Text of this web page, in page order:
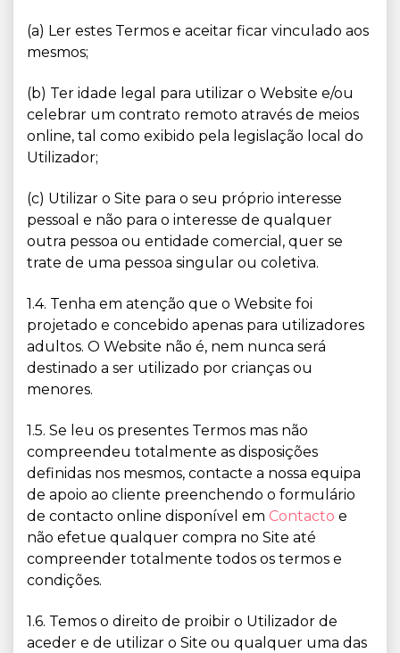
(a) Ler estes Termos e aceitar ficar vinculado aos
mesmos;
(b) Ter idade legal para utilizar o Website e/ou
celebrar um contrato remoto através de meios
online, tal como exibido pela legislação local do
Utilizador;
(c) Utilizar o Site para o seu próprio interesse
pessoal e não para o interesse de qualquer
outra pessoa ou entidade comercial, quer se
trate de uma pessoa singular ou coletiva.
1.4. Tenha em atenção que o Website foi
projetado e concebido apenas para utilizadores
adultos. O Website não é, nem nunca será
destinado a ser utilizado por crianças ou
menores.
1.5. Se leu os presentes Termos mas não
compreendeu totalmente as disposições
definidas nos mesmos, contacte a nossa equipa
de apoio ao cliente preenchendo o formulário
de contacto online disponível em Contacto e
não efetue qualquer compra no Site até
compreender totalmente todos os termos e
condições.
1.6. Temos o direito de proibir o Utilizador de
aceder e de utilizar o Site ou qualquer uma das